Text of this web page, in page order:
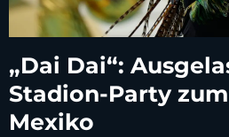
„Dai Dai“:
Stadion-Party
Mexiko